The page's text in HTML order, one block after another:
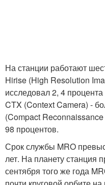
На станции работают
Hirise (High Resolution
исследовал 2, 4
CTX (Context Camera) -
(Compact
98 процентов.
Срок службы MRO
лет. На планету станция
сентября того же года